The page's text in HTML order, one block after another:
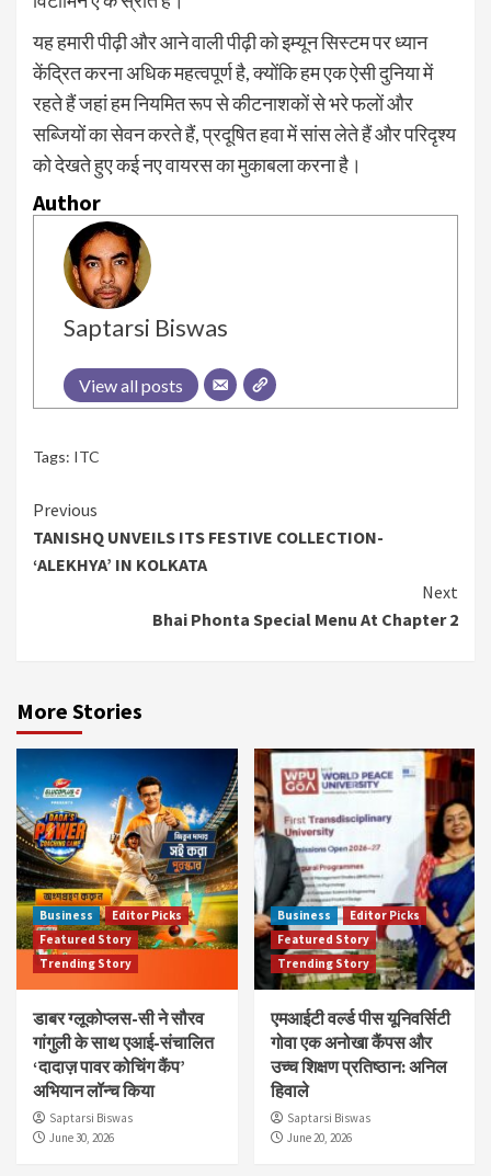
यह हमारी पीढ़ी और आने वाली पीढ़ी को इम्यून सिस्टम पर ध्यान
केंद्रित करना अधिक महत्वपूर्ण है, क्योंकि हम एक ऐसी दुनिया में
रहते हैं जहां हम नियमित रूप से कीटनाशकों से भरे फलों और
सब्जियों का सेवन करते हैं, प्रदूषित हवा में सांस लेते हैं और परिदृश्य
को देखते हुए कई नए वायरस का मुकाबला करना है।
Author
Saptarsi Biswas
View all posts
Tags: ITC
Continue
Reading
Previous
TANISHQ UNVEILS ITS FESTIVE COLLECTION-
‘ALEKHYA’ IN KOLKATA
Next
Bhai Phonta Special Menu At Chapter 2
More Stories
Business
Editor Picks
Featured Story
Trending Story
डाबर ग्लूकोप्लस-सी ने सौरव
गांगुली के साथ एआई-संचालित
‘दादाज़ पावर कोचिंग कैंप’
अभियान लॉन्च किया
Saptarsi Biswas
June 30, 2026
Business
Editor Picks
Featured Story
Trending Story
एमआईटी वर्ल्ड पीस यूनिवर्सिटी
गोवा एक अनोखा कैंपस और
उच्च शिक्षण प्रतिष्ठान: अनिल
हिवाले
Saptarsi Biswas
June 20, 2026